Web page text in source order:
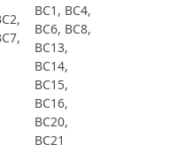
BC1, BC4,
BC6, BC8,
BC13,
BC14,
BC15,
BC16,
BC20,
BC21